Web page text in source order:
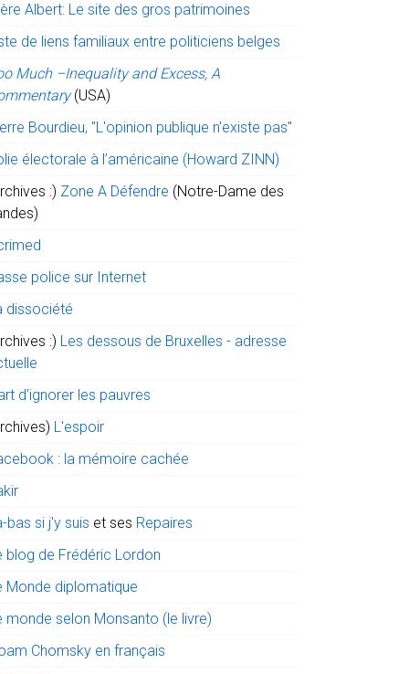
Albert: Le site des gros patrimoines
de liens familiaux entre politiciens belges
Much –Inequality and Excess, A
(USA)
Bourdieu, "L'opinion publique n'existe pas"
électorale à l’américaine (Howard ZINN)
:) Zone A Défendre (Notre-Dame des
police sur Internet
dissociété
:) Les dessous de Bruxelles - adresse
d’ignorer les pauvres
L'espoir
: la mémoire cachée
bas si j'y suis et ses Repaires
blog de Frédéric Lordon
Monde diplomatique
monde selon Monsanto (le livre)
Chomsky en français